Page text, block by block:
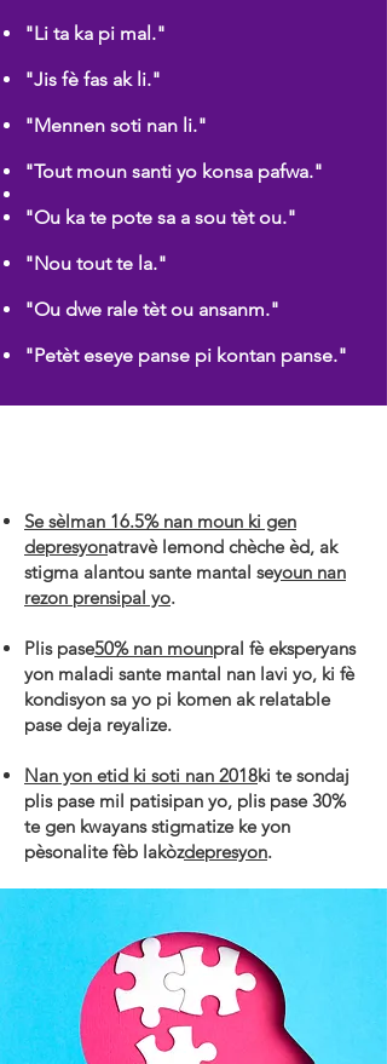
"Li ta ka pi mal."
"Jis fè fas ak li."
"Mennen soti nan li."
"Tout moun santi yo konsa pafwa."
"Ou ka te pote sa a sou tèt ou."
"Nou tout te la."
"Ou dwe rale tèt ou ansanm."
"Petèt eseye panse pi kontan panse."
Se sèlman 16.5% nan moun ki gen
depresyonatravè lemond chèche èd, ak
stigma alantou sante mantal seyoun nan
rezon prensipal yo.
Plis pase50% nan mounpral fè eksperyans
yon maladi sante mantal nan lavi yo, ki fè
kondisyon sa yo pi komen ak relatable
pase deja reyalize.
Nan yon etid ki soti nan 2018ki te sondaj
plis pase mil patisipan yo, plis pase 30%
te gen kwayans stigmatize ke yon
pèsonalite fèb lakòzdepresyon.